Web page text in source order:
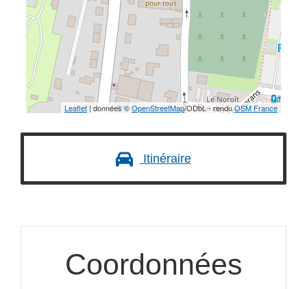
Leaflet | données ©OpenStreetMap/ODbL - renduOSM France
Itinéraire
Coordonnées